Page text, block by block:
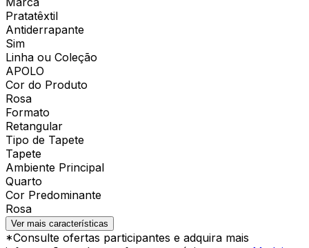
Pratatêxtil
Antiderrapante
Sim
Linha ou Coleção
APOLO
Cor do Produto
Rosa
Formato
Retangular
Tipo de Tapete
Tapete
Ambiente Principal
Quarto
Cor Predominante
Rosa
Ver mais características
*Consulte ofertas participantes e adquira mais